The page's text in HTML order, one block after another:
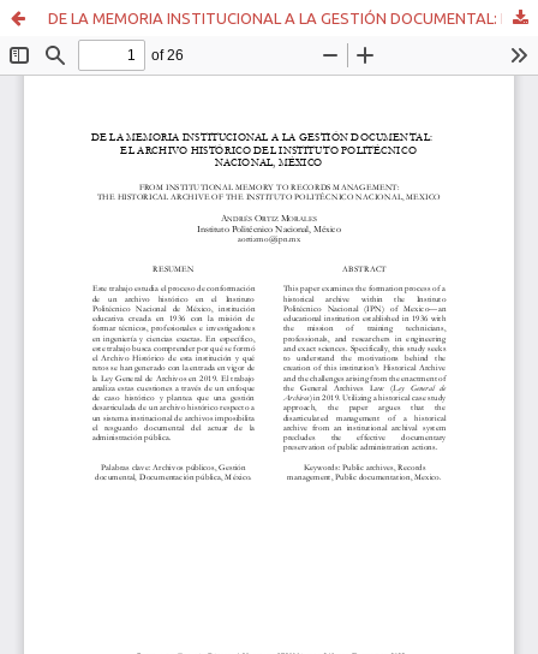
DE LA MEMORIA INSTITUCIONAL A LA GESTIÓN DOCUMENTAL: EL ARCHIVO HISTÓRICO DEL INSTITUTO POLITÉCNICO NACIONAL, MÉXICO